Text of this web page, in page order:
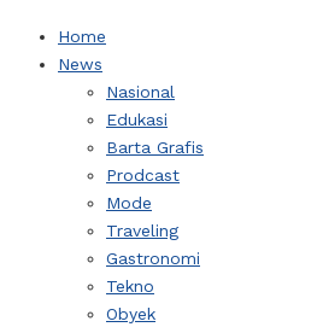
Home
News
Nasional
Edukasi
Barta Grafis
Prodcast
Mode
Traveling
Gastronomi
Tekno
Obyek